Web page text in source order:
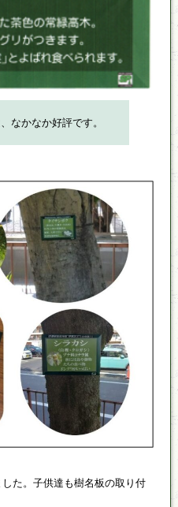
なかなか好評です。
た。子供達も樹名板の取り付